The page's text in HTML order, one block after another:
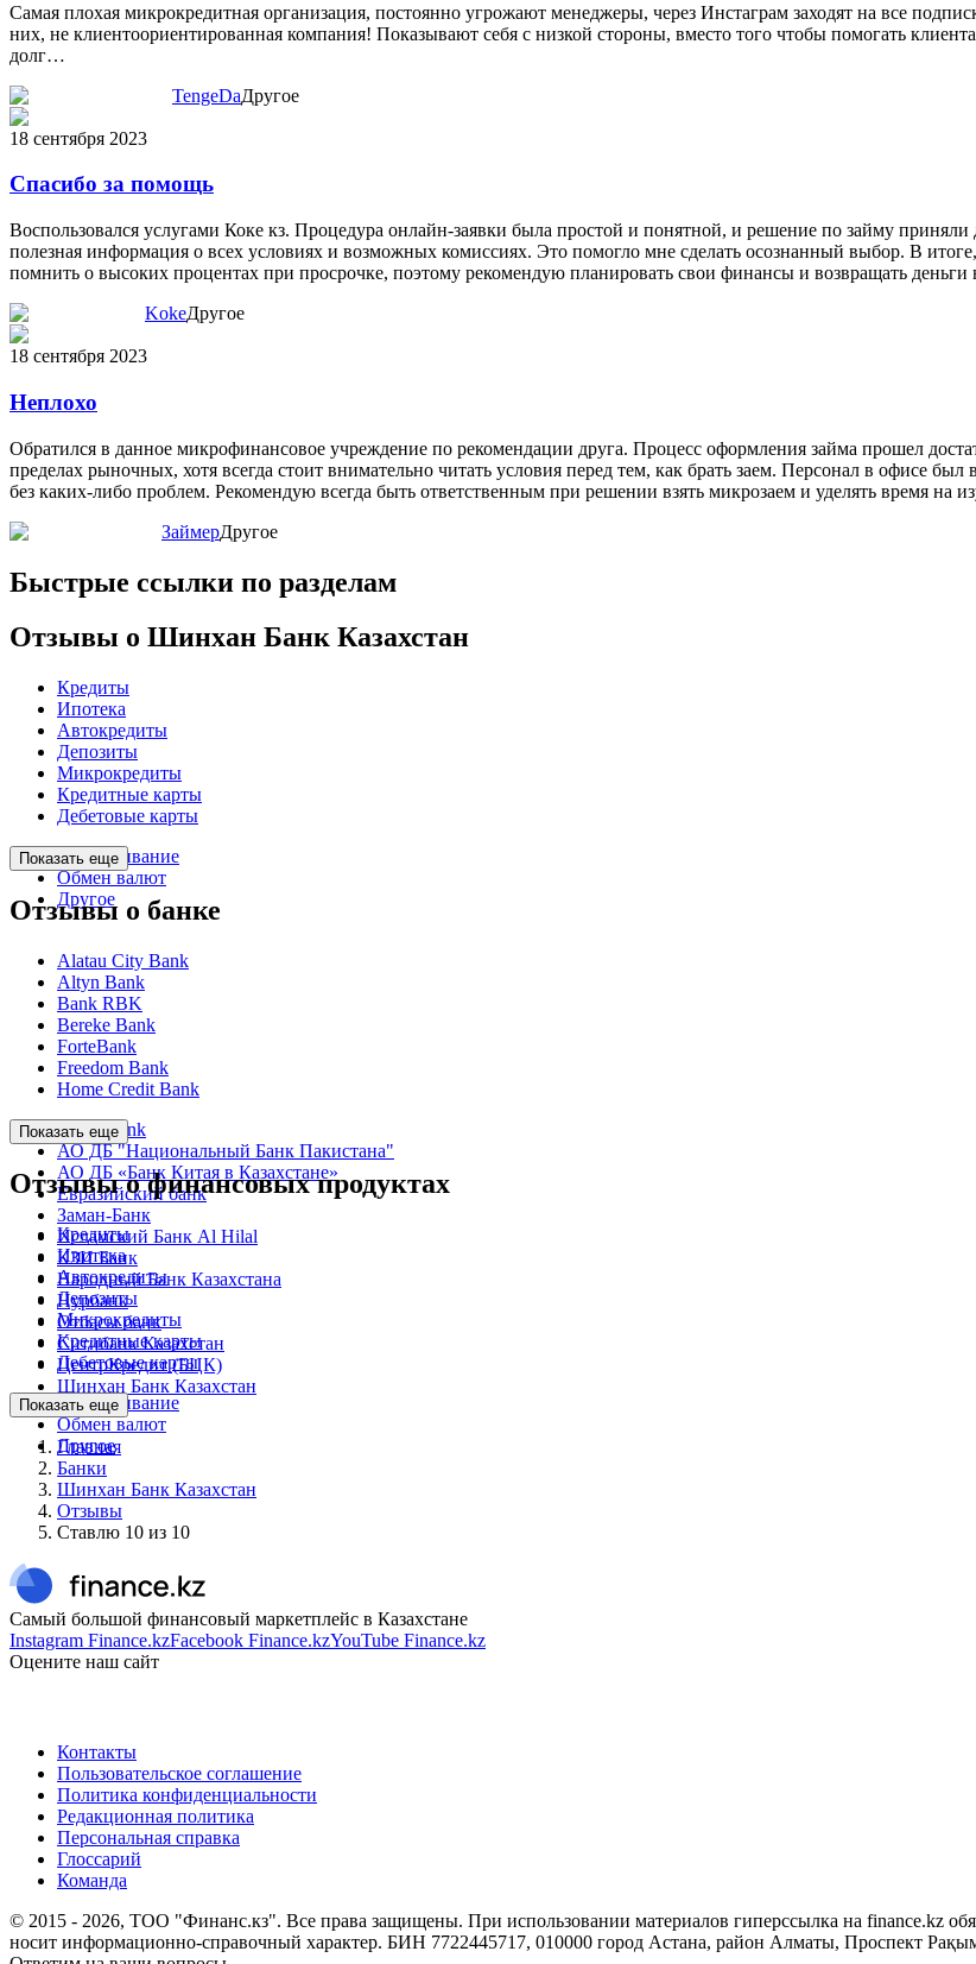
Самая плохая микрокредитная организация, постоянно угрожают менеджеры, через Инстаграм заходят на все
них, не клиентоориентированная компания! Показывают себя с низкой стороны, вместо того чтобы помогать
долг…
TengeDaДругое
18 сентября 2023
Спасибо за помощь
Воспользовался услугами Коке кз. Процедура онлайн-заявки была простой и понятной, и решение по займу приняли
полезная информация о всех условиях и возможных комиссиях. Это помогло мне сделать осознанный выбор. В
помнить о высоких процентах при просрочке, поэтому рекомендую планировать свои финансы и возвращать деньги
KokeДругое
18 сентября 2023
Неплохо
Обратился в данное микрофинансовое учреждение по рекомендации друга. Процесс оформления займа прошел
пределах рыночных, хотя всегда стоит внимательно читать условия перед тем, как брать заем. Персонал в офисе
без каких-либо проблем. Рекомендую всегда быть ответственным при решении взять микрозаем и уделять время на
ЗаймерДругое
Быстрые ссылки по разделам
Отзывы о Шинхан Банк Казахстан
Кредиты
Ипотека
Автокредиты
Депозиты
Микрокредиты
Кредитные карты
Дебетовые карты
Обслуживание
Обмен валют
Другое
Показать еще
Отзывы о банке
Alatau City Bank
Altyn Bank
Bank RBK
Bereke Bank
ForteBank
Freedom Bank
Home Credit Bank
Kaspi Bank
АО ДБ "Национальный Банк Пакистана"
АО ДБ «Банк Китая в Казахстане»
Евразийский банк
Заман-Банк
Исламский Банк Al Hilal
КЗИ Банк
Народный Банк Казахстана
Нурбанк
Отбасы банк
Ситибанк Казахстан
ЦентрКредит (БЦК)
Шинхан Банк Казахстан
Показать еще
Отзывы о финансовых продуктах
Кредиты
Ипотека
Автокредиты
Депозиты
Микрокредиты
Кредитные карты
Дебетовые карты
Обслуживание
Обмен валют
Другое
Показать еще
Главная
Банки
Шинхан Банк Казахстан
Отзывы
Ставлю 10 из 10
Самый большой финансовый маркетплейс в Казахстане
Instagram Finance.kzFacebook Finance.kzYouTube Finance.kz
Оцените наш сайт
Контакты
Пользовательское соглашение
Политика конфиденциальности
Редакционная политика
Персональная справка
Глоссарий
Команда
© 2015 - 2026, ТОО "Финанс.кз". Все права защищены. При использовании материалов гиперссылка на finance.kz
носит информационно-справочный характер. БИН 7722445717, 010000 город Астана, район Алматы, Проспект